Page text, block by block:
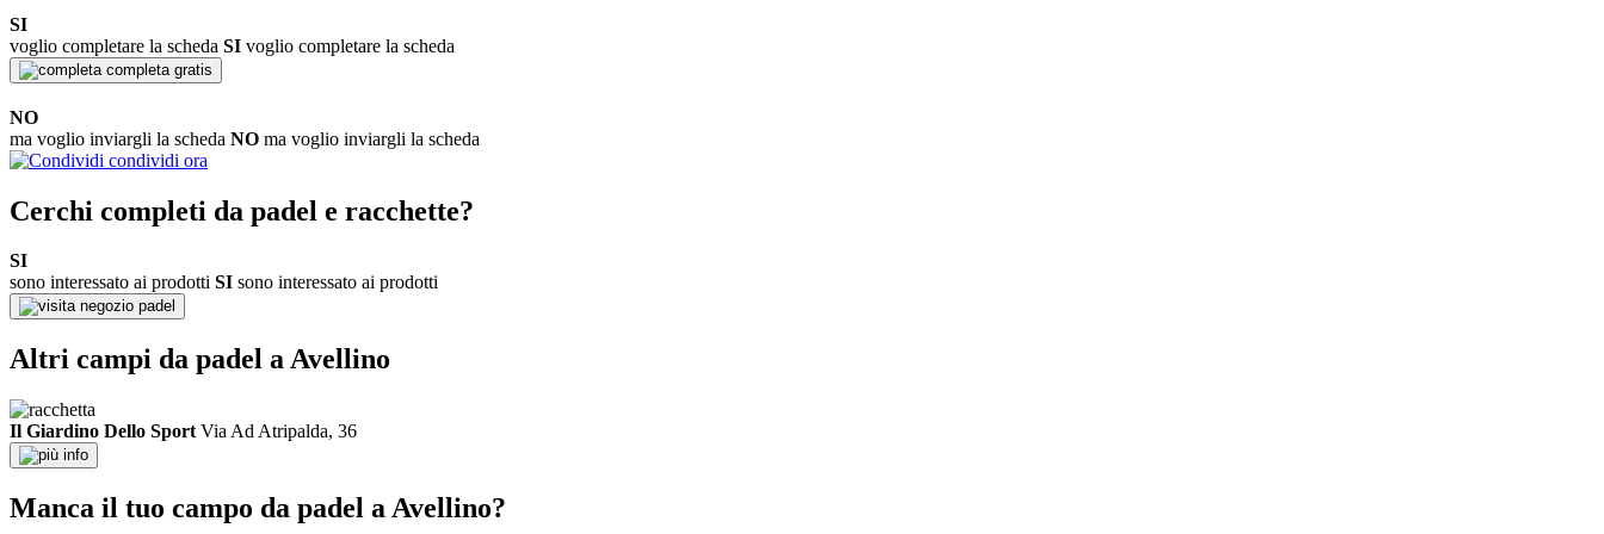
SI
voglio completare la scheda SI voglio completare la scheda
completa gratis
NO
ma voglio inviargli la scheda NO ma voglio inviargli la scheda
condividi ora
Cerchi completi da padel e racchette?
SI
sono interessato ai prodotti SI sono interessato ai prodotti
negozio padel
Altri campi da padel a Avellino
Il Giardino Dello Sport Via Ad Atripalda, 36
info
Manca il tuo campo da padel a Avellino?